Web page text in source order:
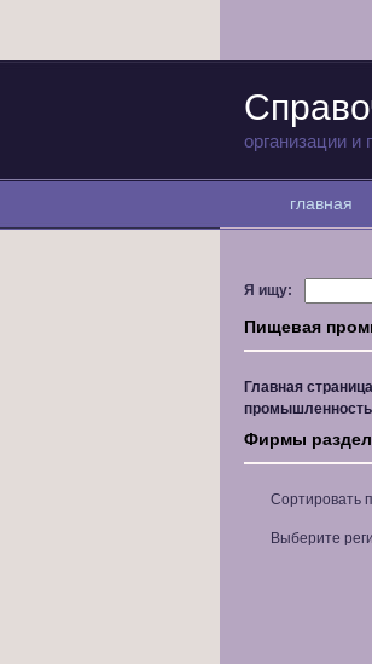
организации
главная
Я ищу:
Пищевая
Главная страница
промышленность
Фирмы
Сортировать
Выберите